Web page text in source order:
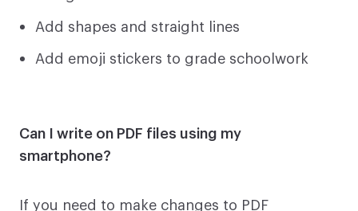
Add shapes and straight lines
Add emoji stickers to grade schoolwork
Can I write on PDF files using my
smartphone?
If you need to make changes to PDF